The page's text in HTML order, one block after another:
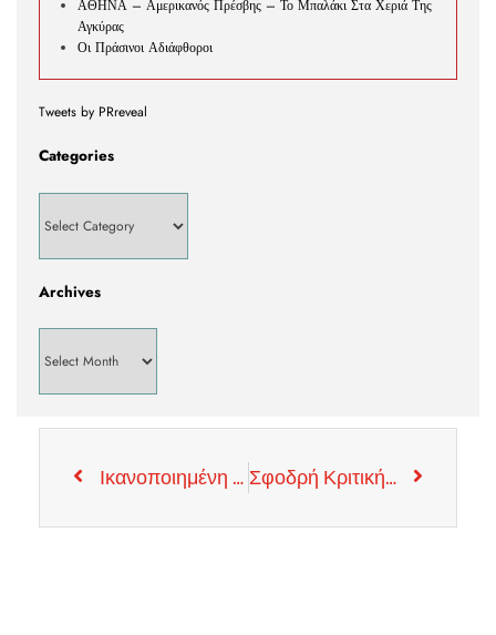
ΑΘΗΝΑ – Αμερικανός Πρέσβης – Το Μπαλάκι Στα Χεριά Της
Αγκύρας
Οι Πράσινοι Αδιάφθοροι
Tweets by PRreveal
Categories
Archives
Ικανοποιημένη η Αθήνα με το Πρόσφατο Ψήφισμα του Ολλανδικού Κοινοβουλίου Σχετικά Με Την Γενοκτονία Των Αρμένιων Σφοδρή Κριτική Δέχεται Η Βρετανική Κυβέρνηση Μετά Από Την Μείωση Της Συνεισφοράς Στην Ανθρωπιστική Βοήθεια Για Την Υεμένη.